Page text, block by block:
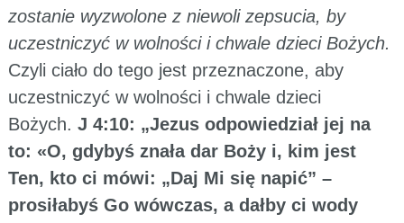
zostanie wyzwolone z niewoli zepsucia, by
uczestniczyć w wolności i chwale dzieci Bożych.
Czyli ciało do tego jest przeznaczone, aby
uczestniczyć w wolności i chwale dzieci
Bożych. J 4:10: „Jezus odpowiedział jej na
to: «O, gdybyś znała dar Boży i, kim jest
Ten, kto ci mówi: „Daj Mi się napić” –
prosiłabyś Go wówczas, a dałby ci wody